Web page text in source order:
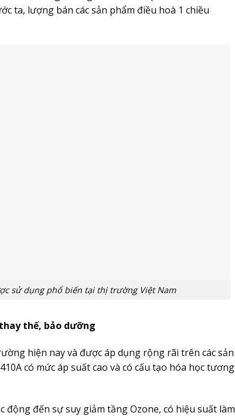
ta, lượng bán các sản phẩm điều hoà 1 chiều
sử dụng phổ biến tại thị trường Việt Nam
thế, bảo dưỡng
hiện nay và được áp dụng rộng rãi trên các sản
có mức áp suất cao và có cấu tạo hóa học tương
động đến sự suy giảm tầng Ozone, có hiệu suất làm